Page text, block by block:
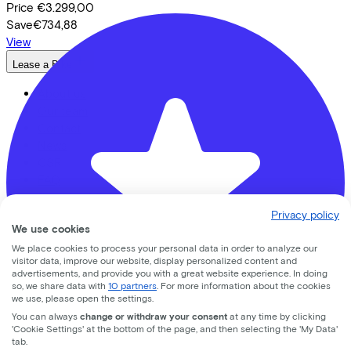
Price €3.299,00
Save€734,88
View
Lease a Bike
Security & Privacy
Proud partner of
Privacy policy
We use cookies
We place cookies to process your personal data in order to analyze our
visitor data, improve our website, display personalized content and
advertisements, and provide you with a great website experience. In doing
so, we share data with 10 partners . For more information about the cookies
we use, please open the settings.
You can always change or withdraw your consent at any time by clicking
'Cookie Settings' at the bottom of the page, and then selecting the 'My Data'
tab.